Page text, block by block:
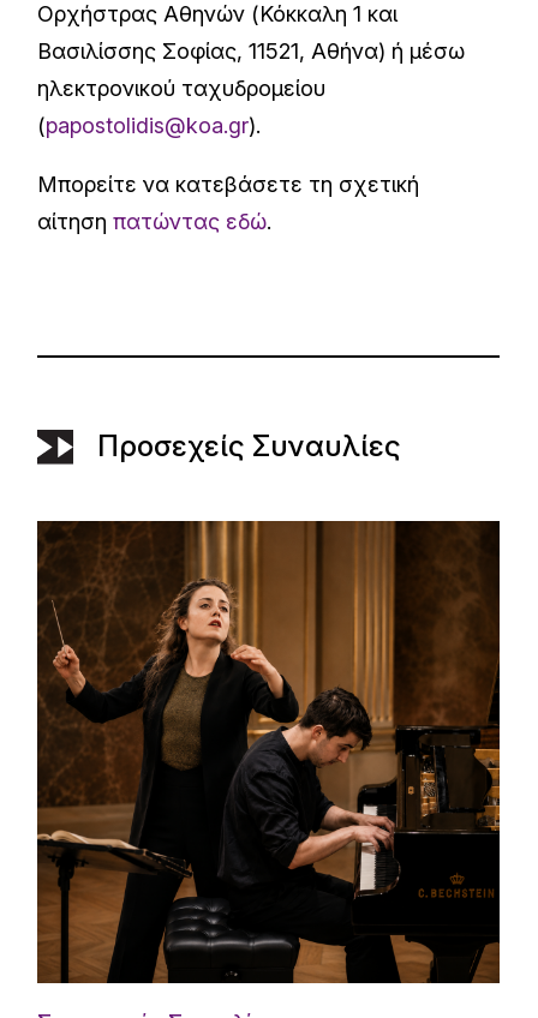
Ορχήστρας Αθηνών (Κόκκαλη 1 και
Bασιλίσσης Σοφίας, 11521, Αθήνα) ή μέσω
ηλεκτρονικού ταχυδρομείου
(papostolidis@koa.gr).
Μπορείτε να κατεβάσετε τη σχετική
αίτησηπατώντας εδώ.
Προσεχείς Συναυλίες